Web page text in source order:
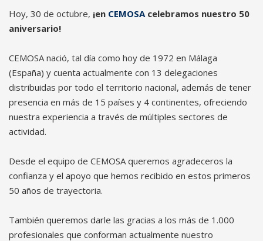
Hoy, 30 de octubre, ¡en CEMOSAcelebramos nuestro 50
aniversario!
CEMOSA nació, tal día como hoy de 1972 en Málaga
(España) y cuenta actualmente con 13 delegaciones
distribuidas por todo el territorio nacional, además de tener
presencia en más de 15 países y 4 continentes, ofreciendo
nuestra experiencia a través de múltiples sectores de
actividad.
Desde el equipo de CEMOSA queremos agradeceros la
confianza y el apoyo que hemos recibido en estos primeros
50 años de trayectoria.
También queremos darle las gracias a los más de 1.000
profesionales que conforman actualmente nuestro